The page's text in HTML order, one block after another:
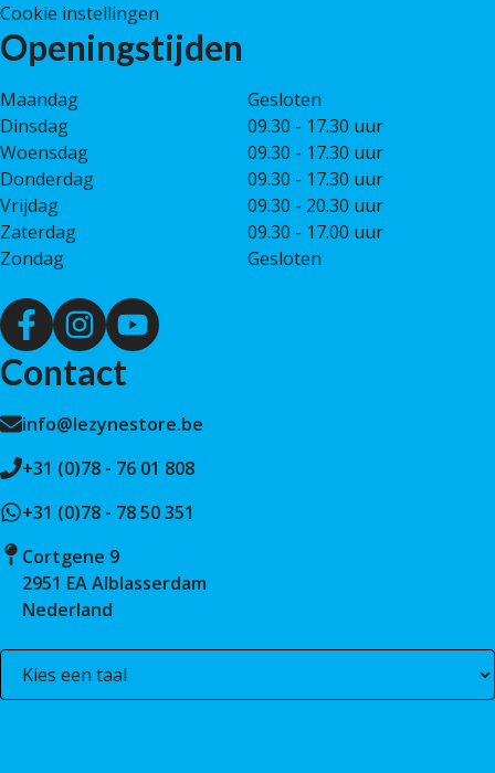
Cookie instellingen
Openingstijden
Maandag
Gesloten
Dinsdag
09.30 - 17.30 uur
Woensdag
09.30 - 17.30 uur
Donderdag
09.30 - 17.30 uur
Vrijdag
09.30 - 20.30 uur
Zaterdag
09.30 - 17.00 uur
Zondag
Gesloten
Contact
info@lezynestore.be
+31 (0)78 - 76 01 808
+31 (0)78 - 78 50 351
Cortgene 9
2951 EA Alblasserdam
Nederland